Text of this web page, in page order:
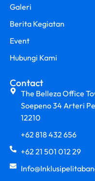
Galeri
Berita Kegiatan
Event
Hubungi Kami
Contact
The Belleza Office
Soepeno 34 Arteri
12210
+62 818 432 656
+62 21 501 012 29